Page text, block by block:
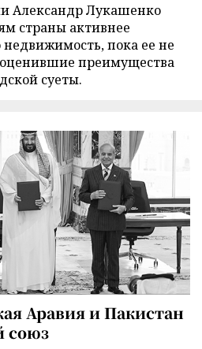
Александр Лукашенко
страны активнее
пока ее не
преимущества
суеты.
Аравия и Пакистан
союз